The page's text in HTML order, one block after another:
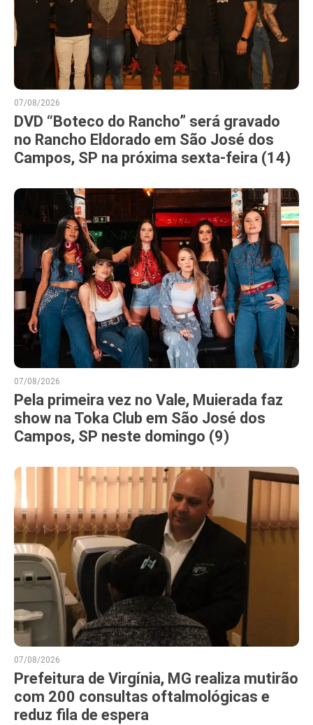
07/08/2026
DVD “Boteco do Rancho” será gravado
no Rancho Eldorado em São José dos
Campos, SP na próxima sexta-feira (14)
07/08/2026
Pela primeira vez no Vale, Muierada faz
show na Toka Club em São José dos
Campos, SP neste domingo (9)
07/08/2026
Prefeitura de Virgínia, MG realiza mutirão
com 200 consultas oftalmológicas e
reduz fila de espera